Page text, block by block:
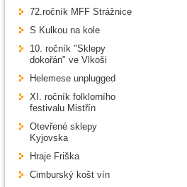
72.ročník MFF Strážnice
S Kulkou na kole
10. ročník "Sklepy
dokořán" ve Vlkoši
Helemese unplugged
XI. ročník folklorního
festivalu Mistřín
Otevřené sklepy
Kyjovska
Hraje Friška
Cimburský košt vín